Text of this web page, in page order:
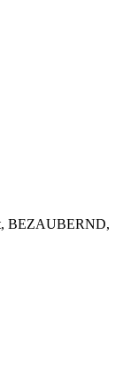
BEZAUBERND,